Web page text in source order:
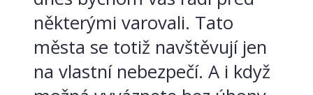
některými varovali. Tato
města se totiž navštěvují jen
na vlastní nebezpečí. A i když